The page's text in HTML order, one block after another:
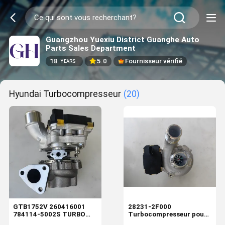
Guangzhou Yuexiu District Guanghe Auto
Parts Sales Department
18 YEARS 5.0 Fournisseur vérifié
Hyundai Turbocompresseur (20)
GTB1752V 260416001
784114-5002S TURBO
28231-2F000
Turbocompresseur pour